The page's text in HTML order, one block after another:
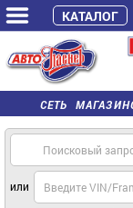
СЕТЬ
или
КАТАЛОГ